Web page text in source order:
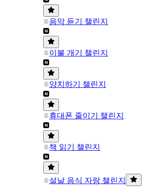
음악 듣기 챌린지
이불 개기 챌린지
양치하기 챌린지
휴대폰 줄이기 챌린지
책 읽기 챌린지
설날 음식 자랑 챌린지